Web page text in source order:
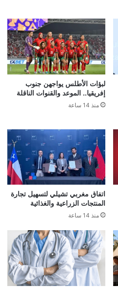
لبؤات الأطلس يواجهن جنوب
إفريقيا.. الموعد والقنوات الناقلة
منذ 14 ساعة
اتفاق مغربي تشيلي لتسهيل تجارة
المنتجات الزراعية والغذائية
منذ 14 ساعة